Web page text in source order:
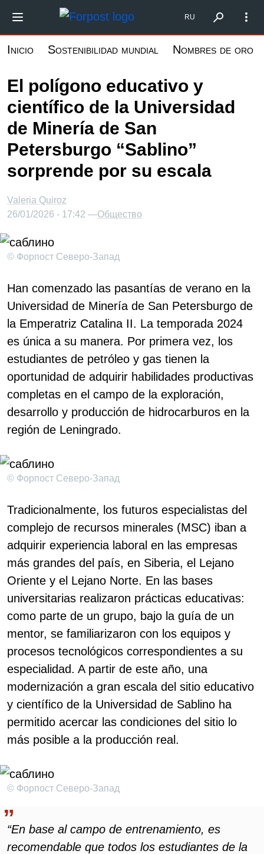
contenido
Форпост Северо-Запад
RU
Inicio Sostenibilidad mundial Nombres de oro
El polígono educativo y
científico de la Universidad
de Minería de San
Petersburgo “Sablino”
sorprende por su escala
Valeria Quiroz
26/01/2026 - 17:42 —Общество
© Форпост Северо-Запад
Han comenzado las pasantías de verano en la
Universidad de Minería de San Petersburgo de
la Emperatriz Catalina II. La temporada 2024
es única a su manera. Por primera vez, los
estudiantes de petróleo y gas tienen la
oportunidad de adquirir habilidades productivas
completas en el campo de la exploración,
desarrollo y producción de hidrocarburos en la
región de Leningrado.
© Форпост Северо-Запад
Tradicionalmente, los futuros especialistas del
complejo de recursos minerales (MSC) iban a
adquirir experiencia laboral en las empresas
más grandes del país, en Siberia, el Lejano
Oriente y el Lejano Norte. En las bases
universitarias realizaron prácticas educativas:
como parte de un grupo, bajo la guía de un
mentor, se familiarizaron con los equipos y
procesos tecnológicos correspondientes a su
especialidad. A partir de este año, una
modernización a gran escala del sitio educativo
y científico de la Universidad de Sablino ha
permitido acercar las condiciones del sitio lo
más posible a la producción real.
© Форпост Северо-Запад
“En base al campo de entrenamiento, es
recomendable que todos los estudiantes de la